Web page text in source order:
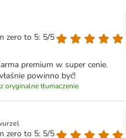
zero to 5: 5/5
premium w super cenie.
powinno być!
oryginalne tłumaczenie
zero to 5: 5/5